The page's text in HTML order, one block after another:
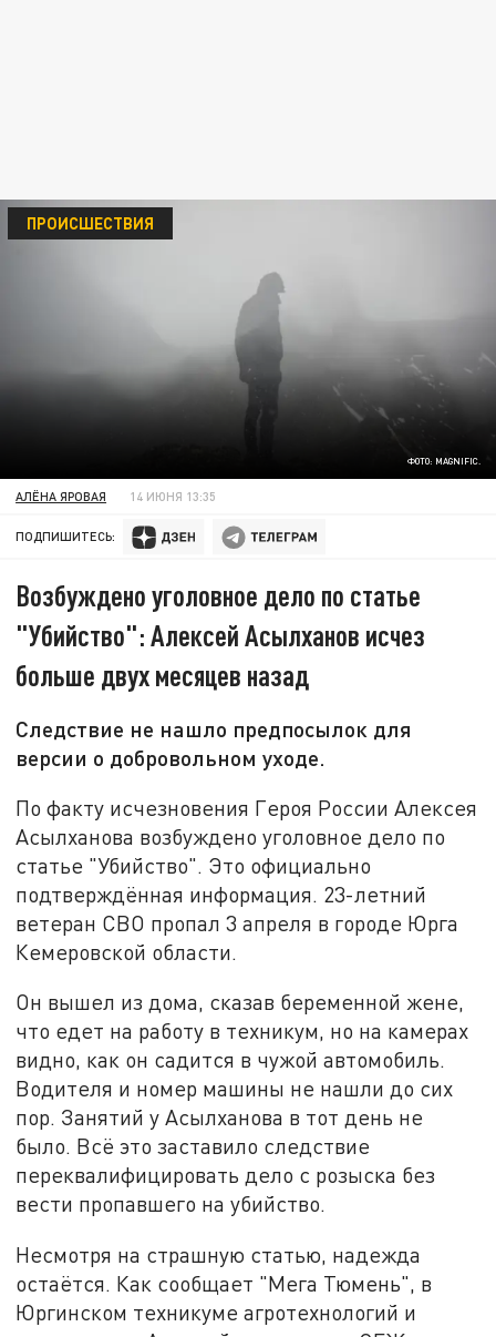
ФОТО: MAGNIFIC.
ПРОИСШЕСТВИЯ
АЛЁНА ЯРОВАЯ 14 ИЮНЯ 13:35
ПОДПИШИТЕСЬ:
Возбуждено уголовное дело по статье
"Убийство": Алексей Асылханов исчез
больше двух месяцев назад
Следствие не нашло предпосылок для
версии о добровольном уходе.
По факту исчезновения Героя России Алексея
Асылханова возбуждено уголовное дело по
статье "Убийство". Это официально
подтверждённая информация. 23-летний
ветеран СВО пропал 3 апреля в городе Юрга
Кемеровской области.
Он вышел из дома, сказав беременной жене,
что едет на работу в техникум, но на камерах
видно, как он садится в чужой автомобиль.
Водителя и номер машины не нашли до сих
пор. Занятий у Асылханова в тот день не
было. Всё это заставило следствие
переквалифицировать дело с розыска без
вести пропавшего на убийство.
Несмотря на страшную статью, надежда
остаётся. Как сообщает "Мега Тюмень", в
Юргинском техникуме агротехнологий и